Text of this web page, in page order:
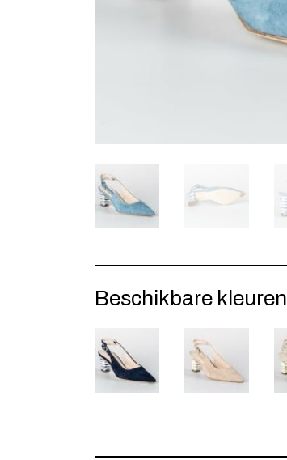
Beschikbare kleuren